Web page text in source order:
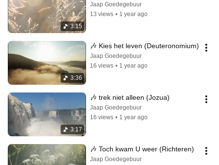
3:15
Jaap Goedegebuur
13 views • 1 year ago
3:36
🎶 Kies het leven (Deuteronomium)
Jaap Goedegebuur
16 views • 1 year ago
3:17
🎶 trek niet alleen (Jozua)
Jaap Goedegebuur
16 views • 1 year ago
🎶 Toch kwam U weer (Richteren)
Jaap Goedegebuur